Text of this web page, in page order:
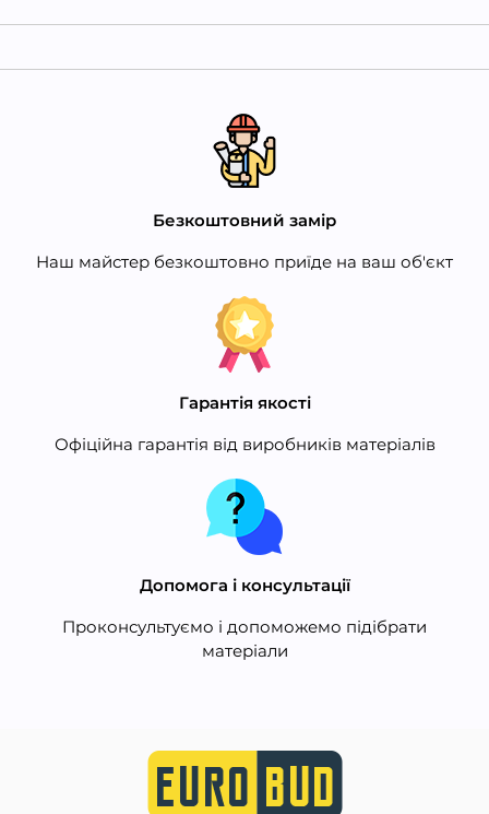
Безкоштовний замір
Наш майстер безкоштовно приїде на ваш об'єкт
Гарантія якості
Офіційна гарантія від виробників матеріалів
Допомога і консультації
Проконсультуємо і допоможемо підібрати
матеріали